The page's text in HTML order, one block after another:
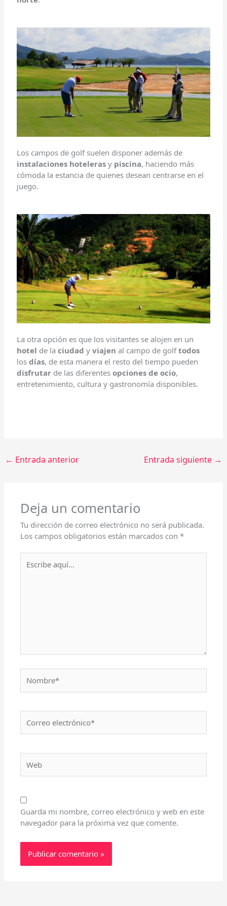
Los campos de golf suelen disponer además de
instalaciones hoteleras y piscina, haciendo más
cómoda la estancia de quienes desean centrarse en el
juego.
La otra opción es que los visitantes se alojen en un
hotel de laciudad yviajen al campo de golftodos
losdías, de esta manera el resto del tiempo pueden
disfrutar de las diferentesopciones de ocio,
entretenimiento, cultura y gastronomía disponibles.
← Entrada anterior Entrada siguiente →
Deja un comentario
Tu dirección de correo electrónico no será publicada.
Los campos obligatorios están marcados con*
aquí...
electrónico*
Guarda mi nombre, correo electrónico y web en este
navegador para la próxima vez que comente.